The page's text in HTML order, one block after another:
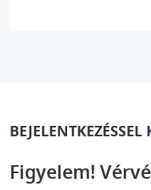
Figyelem!